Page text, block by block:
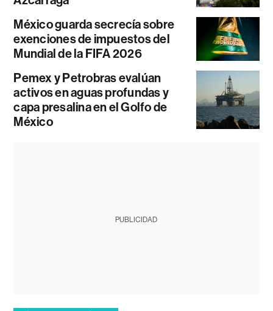
México guarda secrecía sobre
exenciones de impuestos del
Mundial de la FIFA 2026
Pemex y Petrobras evalúan
activos en aguas profundas y
capa presalina en el Golfo de
México
PUBLICIDAD